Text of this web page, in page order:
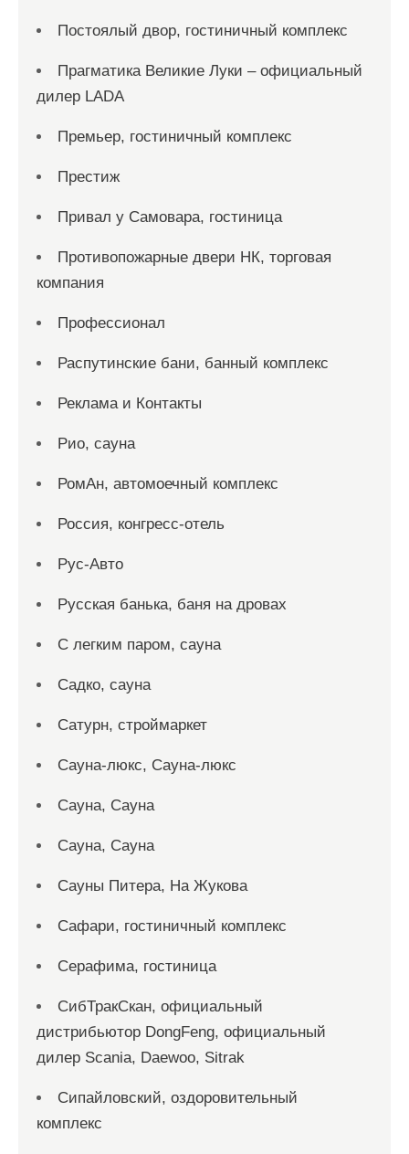
Постоялый двор, гостиничный комплекс
Прагматика Великие Луки – официальный
дилер LADA
Премьер, гостиничный комплекс
Престиж
Привал у Самовара, гостиница
Противопожарные двери НК, торговая
компания
Профессионал
Распутинские бани, банный комплекс
Реклама и Контакты
Рио, сауна
РомАн, автомоечный комплекс
Россия, конгресс-отель
Рус-Авто
Русская банька, баня на дровах
С легким паром, сауна
Садко, сауна
Сатурн, строймаркет
Сауна-люкс, Сауна-люкс
Сауна, Сауна
Сауна, Сауна
Сауны Питера, На Жукова
Сафари, гостиничный комплекс
Серафима, гостиница
СибТракСкан, официальный
дистрибьютор DongFeng, официальный
дилер Scania, Daewoo, Sitrak
Сипайловский, оздоровительный
комплекс